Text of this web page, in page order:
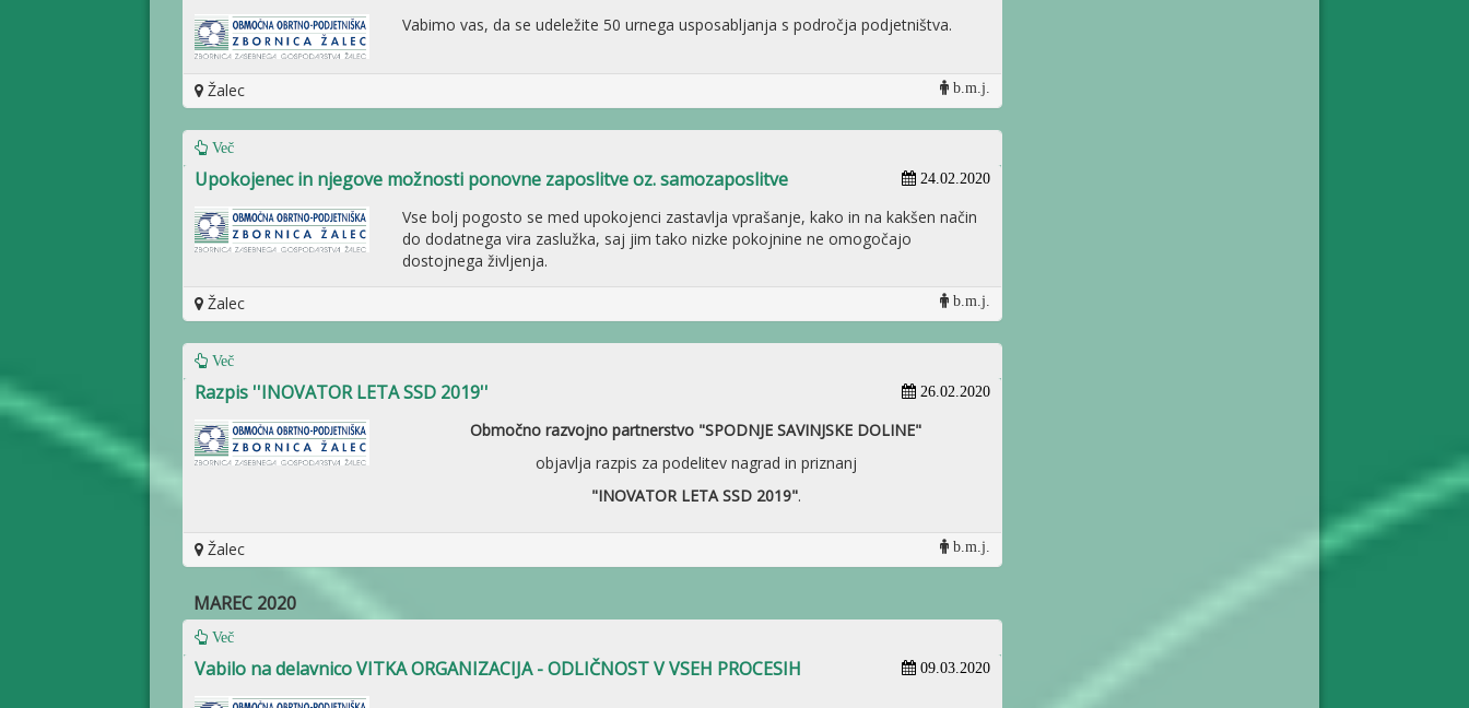
Vabimo vas, da se udeležite 50 urnega usposabljanja s področja podjetništva.
Žalec b.m.j.
Več
24.02.2020
Upokojenec in njegove možnosti ponovne zaposlitve oz. samozaposlitve
Vse bolj pogosto se med upokojenci zastavlja vprašanje, kako in na kakšen način
do dodatnega vira zaslužka, saj jim tako nizke pokojnine ne omogočajo
dostojnega življenja.
Žalec b.m.j.
Več
26.02.2020
Razpis ''INOVATOR LETA SSD 2019''
Območno razvojno partnerstvo "SPODNJE SAVINJSKE DOLINE"
objavlja razpis za podelitev nagrad in priznanj
"INOVATOR LETA SSD 2019".
Žalec b.m.j.
MAREC 2020
Več
09.03.2020
Vabilo na delavnico VITKA ORGANIZACIJA - ODLIČNOST V VSEH PROCESIH